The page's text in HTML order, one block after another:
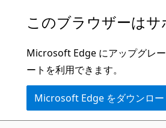
このブラウザーはサ
Microsoft Edge にアップグレ
ートを利用できます。
Microsoft Edge をダウンロー